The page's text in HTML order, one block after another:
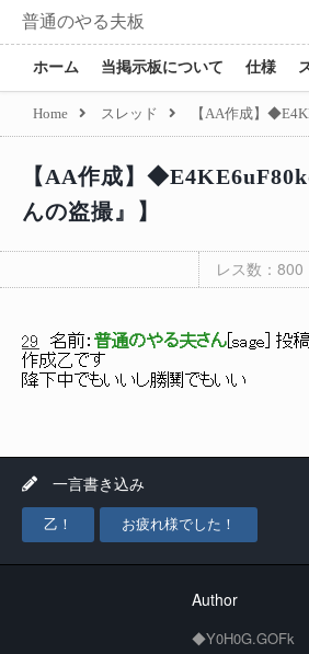
普通のやる夫板
ホーム 当掲示板について 仕様
Home スレッド 【AA作成】
【AA作成】
んの盗撮』】
レス数：800
29 名前： 普通のやる夫さん sage ] 投
作成乙です
降下中でもいいし勝鬨でもいい
一言書き込み
乙！ お疲れ様でした！
Author
◆Y0H0G.GOFk